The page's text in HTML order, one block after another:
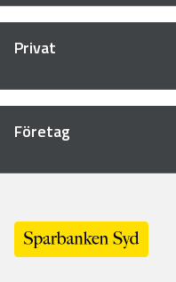
Privat
Företag